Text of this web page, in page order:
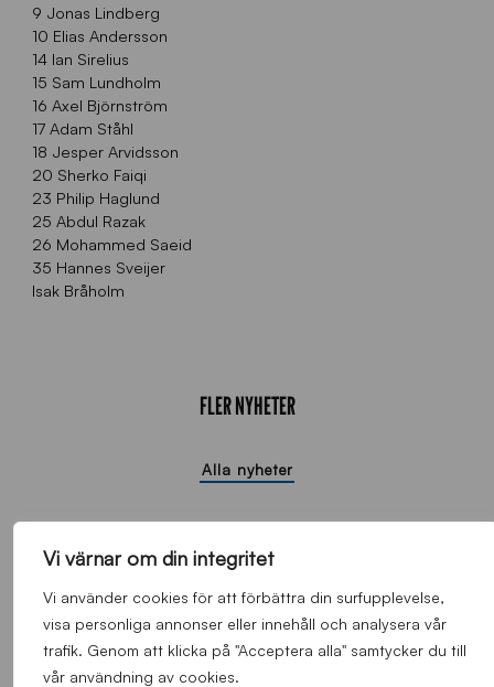
Vi värnar om din integritet
Vi använder cookies för att förbättra din surfupplevelse,
visa personliga annonser eller innehåll och analysera vår
trafik. Genom att klicka på "Acceptera alla" samtycker du till
vår användning av cookies.
9 Jonas Lindberg
10 Elias Andersson
14 Ian Sirelius
15 Sam Lundholm
16 Axel Björnström
17 Adam Ståhl
18 Jesper Arvidsson
20 Sherko Faiqi
23 Philip Haglund
25 Abdul Razak
26 Mohammed Saeid
35 Hannes Sveijer
Isak Bråholm
FLER NYHETER
Alla nyheter